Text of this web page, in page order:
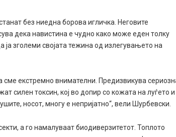
без ниедна борова игличка. Неговите
дека навистина е чудно како може еден толку
зголеми својата тежина од излегувањето на
сме екстремно внимателни. Предизвикува
силен токсин, кој во допир со кожата на луѓето и
носот, многу е непријатно“, вели Шурбевски.
а го намалуваат биодиверзитетот. Топлото